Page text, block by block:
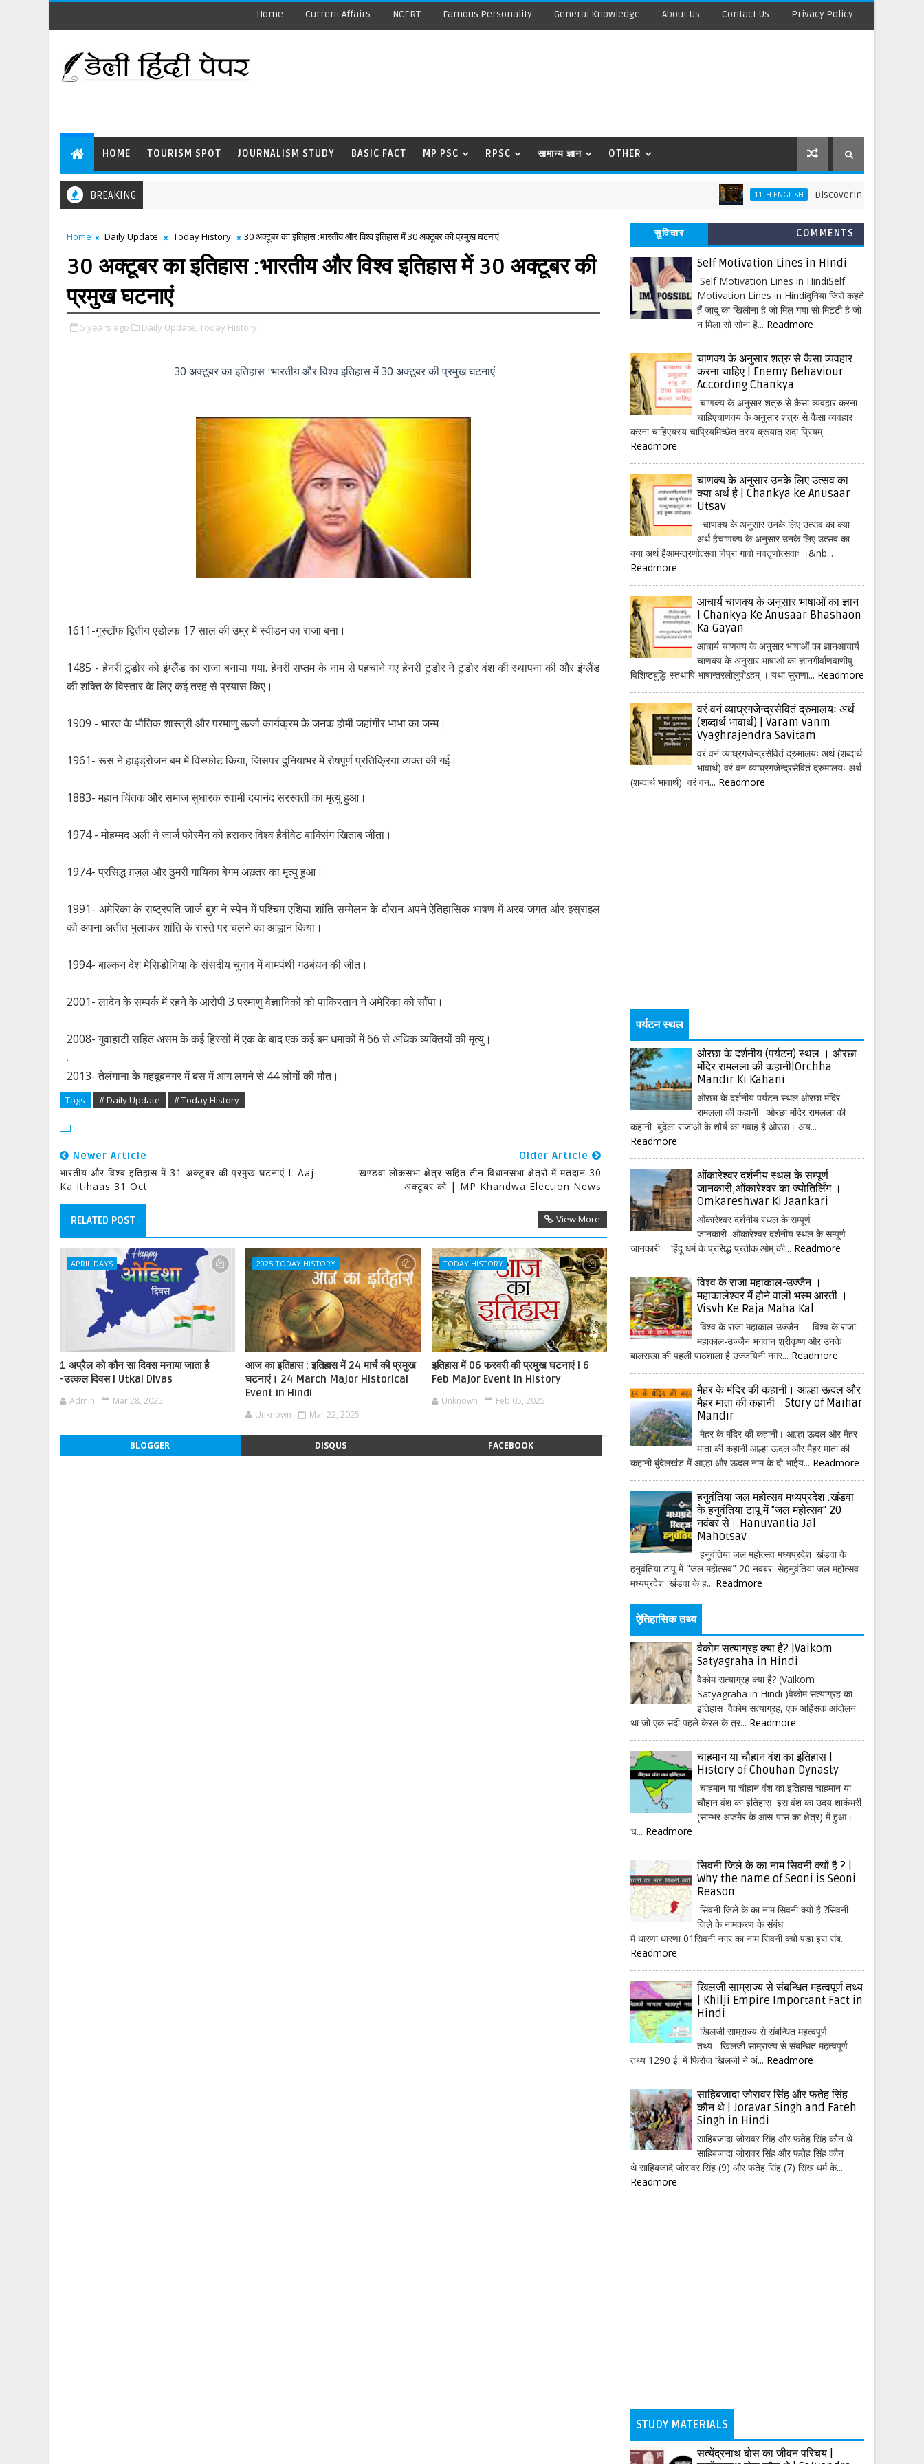
Home Current Affairs NCERT Famous Personality General Knowledge About Us Contact Us Privacy Policy
HOME TOURISM SPOT JOURNALISM STUDY BASIC FACT MP PSC RPSC सामान्य ज्ञान OTHER
BREAKING 11TH ENGLISH Discovering Tut: The Saga
Home Daily Update Today History 30 अक्टूबर का इतिहास :भारतीय और विश्व इतिहास में 30 अक्टूबर की प्रमुख घटनाएं
30 अक्टूबर का इतिहास :भारतीय और विश्व इतिहास में 30 अक्टूबर की
प्रमुख घटनाएं
5 years ago Daily Update, Today History,
30 अक्टूबर का इतिहास :भारतीय और विश्व इतिहास में 30 अक्टूबर की प्रमुख घटनाएं
1611-गुस्टॉफ द्वितीय एडोल्फ 17 साल की उम्र में स्वीडन का राजा बना।
1485 - हेनरी टुडोर को इंग्लैंड का राजा बनाया गया. हेनरी सप्तम के नाम से पहचाने गए हेनरी टुडोर ने टुडोर वंश की स्थापना की और इंग्लैंड
की शक्ति के विस्तार के लिए कई तरह से प्रयास किए।
1909 - भारत के भौतिक शास्त्री और परमाणु ऊर्जा कार्यक्रम के जनक होमी जहांगीर भाभा का जन्म।
1961- रूस ने हाइड्रोजन बम में विस्फोट किया, जिसपर दुनियाभर में रोषपूर्ण प्रतिक्रिया व्यक्त की गई।
1883- महान चिंतक और समाज सुधारक स्वामी दयानंद सरस्वती का मृत्यु हुआ।
1974 - मोहम्मद अली ने जार्ज फोरमैन को हराकर विश्व हैवीवेट बाक्सिंग खिताब जीता।
1974- प्रसिद्ध ग़ज़ल और ठुमरी गायिका बेगम अख़्तर का मृत्यु हुआ।
1991- अमेरिका के राष्ट्रपति जार्ज बुश ने स्पेन में पश्चिम एशिया शांति सम्मेलन के दौरान अपने ऐतिहासिक भाषण में अरब जगत और इस्राइल
को अपना अतीत भुलाकर शांति के रास्ते पर चलने का आह्वान किया।
1994- बाल्कन देश मेसिडोनिया के संसदीय चुनाव में वामपंथी गठबंधन की जीत।
2001- लादेन के सम्पर्क में रहने के आरोपी 3 परमाणु वैज्ञानिकों को पाकिस्तान ने अमेरिका को सौंपा।
2008- गुवाहाटी सहित असम के कई हिस्सों में एक के बाद एक कई बम धमाकों में 66 से अधिक व्यक्तियों की मृत्यु।
.
2013- तेलंगाना के महबूबनगर में बस में आग लगने से 44 लोगों की मौत।
Tags # Daily Update # Today History
Newer Article
भारतीय और विश्व इतिहास में 31 अक्टूबर की प्रमुख घटनाएं L Aaj
Ka Itihaas 31 Oct
Older Article
खण्डवा लोकसभा क्षेत्र सहित तीन विधानसभा क्षेत्रों में मतदान 30
अक्टूबर को | MP Khandwa Election News
RELATED POST View More
APRIL DAYS
1 अप्रैल को कौन सा दिवस मनाया जाता है
-उत्कल दिवस | Utkal Divas
Admin Mar 28, 2025
2025 TODAY HISTORY
आज का इतिहास : इतिहास में 24 मार्च की प्रमुख
घटनाएं। 24 March Major Historical
Event in Hindi
Unknown Mar 22, 2025
TODAY HISTORY
इतिहास में 06 फरवरी की प्रमुख घटनाएं | 6
Feb Major Event in History
Unknown Feb 05, 2025
BLOGGER DISQUS FACEBOOK
सुविचार COMMENTS
Self Motivation Lines in Hindi
Self Motivation Lines in HindiSelf
Motivation Lines in Hindiदुनिया जिसे कहते
हैं जादू का खिलौना है जो मिल गया सो मिटटी है जो
न मिला सो सोना है... Readmore
चाणक्य के अनुसार शत्रु से कैसा व्यवहार
करना चाहिए | Enemy Behaviour
According Chankya
चाणक्य के अनुसार शत्रु से कैसा व्यवहार करना
चाहिएचाणक्य के अनुसार शत्रु से कैसा व्यवहार
करना चाहिएयस्य चाप्रियमिच्छेत तस्य ब्रूयात् सदा प्रियम् ...
Readmore
चाणक्य के अनुसार उनके लिए उत्सव का
क्या अर्थ है | Chankya ke Anusaar
Utsav
चाणक्य के अनुसार उनके लिए उत्सव का क्या
अर्थ हैचाणक्य के अनुसार उनके लिए उत्सव का
क्या अर्थ हैआमन्त्रणोत्सवा विप्रा गावो नवतृणोत्सवाः ।&nb...
Readmore
आचार्य चाणक्य के अनुसार भाषाओं का ज्ञान
| Chankya Ke Anusaar Bhashaon
Ka Gayan
आचार्य चाणक्य के अनुसार भाषाओं का ज्ञानआचार्य
चाणक्य के अनुसार भाषाओं का ज्ञानगीर्वाणवाणीषु
विशिष्टबुद्धि-स्तथापि भाषान्तरलोलुपोऽहम् । यथा सुराणा... Readmore
वरं वनं व्याघ्रगजेन्द्रसेवितं द्रुमालयः अर्थ
(शब्दार्थ भावार्थ) | Varam vanm
Vyaghrajendra Savitam
वरं वनं व्याघ्रगजेन्द्रसेवितं द्रुमालयः अर्थ (शब्दार्थ
भावार्थ) वरं वनं व्याघ्रगजेन्द्रसेवितं द्रुमालयः अर्थ
(शब्दार्थ भावार्थ) वरं वन... Readmore
पर्यटन स्थल
ओरछा के दर्शनीय (पर्यटन) स्थल । ओरछा
मंदिर रामलला की कहानी|Orchha
Mandir Ki Kahani
ओरछा के दर्शनीय पर्यटन स्थल ओरछा मंदिर
रामलला की कहानी ओरछा मंदिर रामलला की
कहानी बुंदेला राजाओं के शौर्य का गवाह है ओरछा। अय...
Readmore
ओंकारेश्वर दर्शनीय स्थल के सम्पूर्ण
जानकारी,ओंकारेश्वर का ज्योतिर्लिंग ।
Omkareshwar Ki Jaankari
ओंकारेश्वर दर्शनीय स्थल के सम्पूर्ण
जानकारी ओंकारेश्वर दर्शनीय स्थल के सम्पूर्ण
जानकारी हिंदू धर्म के प्रसिद्ध प्रतीक ओम् की... Readmore
विश्व के राजा महाकाल-उज्जैन ।
महाकालेश्वर में होने वाली भस्म आरती ।
Visvh Ke Raja Maha Kal
विश्व के राजा महाकाल-उज्जैन विश्व के राजा
महाकाल-उज्जैन भगवान श्रीकृष्ण और उनके
बालसखा की पहली पाठशाला है उज्जयिनी नगर... Readmore
मैहर के मंदिर की कहानी। आल्हा ऊदल और
मैहर माता की कहानी ।Story of Maihar
Mandir
मैहर के मंदिर की कहानी। आल्हा ऊदल और मैहर
माता की कहानी आल्हा ऊदल और मैहर माता की
कहानी बुंदेलखंड में आल्हा और ऊदल नाम के दो भाईय... Readmore
हनुवंतिया जल महोत्सव मध्यप्रदेश :खंडवा
के हनुवंतिया टापू में "जल महोत्सव" 20
नवंबर से। Hanuvantia Jal
Mahotsav
हनुवंतिया जल महोत्सव मध्यप्रदेश :खंडवा के
हनुवंतिया टापू में "जल महोत्सव" 20 नवंबर सेहनुवंतिया जल महोत्सव
मध्यप्रदेश :खंडवा के ह... Readmore
ऐतिहासिक तथ्य
वैकोम सत्याग्रह क्या है? |Vaikom
Satyagraha in Hindi
वैकोम सत्याग्रह क्या है? (Vaikom
Satyagraha in Hindi )वैकोम सत्याग्रह का
इतिहास वैकोम सत्याग्रह, एक अहिंसक आंदोलन
था जो एक सदी पहले केरल के त्र... Readmore
चाहमान या चौहान वंश का इतिहास |
History of Chouhan Dynasty
चाहमान या चौहान वंश का इतिहास चाहमान या
चौहान वंश का इतिहास इस वंश का उदय शाकंभरी
(साम्भर अजमेर के आस-पास का क्षेत्र) में हुआ।
च... Readmore
सिवनी जिले के का नाम सिवनी क्यों है ? |
Why the name of Seoni is Seoni
Reason
सिवनी जिले के का नाम सिवनी क्यों है ?सिवनी
जिले के नामकरण के संबंध
में धारणा धारणा 01सिवनी नगर का नाम सिवनी क्यों पडा इस संब...
Readmore
खिलजी साम्राज्य से संबन्धित महत्वपूर्ण तथ्य
| Khilji Empire Important Fact in
Hindi
खिलजी साम्राज्य से संबन्धित महत्वपूर्ण
तथ्य खिलजी साम्राज्य से संबन्धित महत्वपूर्ण
तथ्य 1290 ई. में फिरोज खिलजी ने अं... Readmore
साहिबजादा जोरावर सिंह और फतेह सिंह
कौन थे | Joravar Singh and Fateh
Singh in Hindi
साहिबजादा जोरावर सिंह और फतेह सिंह कौन थे
साहिबजादा जोरावर सिंह और फतेह सिंह कौन
थे साहिबजादे जोरावर सिंह (9) और फतेह सिंह (7) सिख धर्म के...
Readmore
STUDY MATERIALS
सत्येंद्रनाथ बोस का जीवन परिचय |